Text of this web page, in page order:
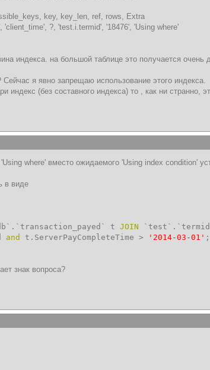
key, key_len, ref, rows, Extra
'client_time', ?, 'test.i.termid', '18476', 'Using where'
индекса. на большой таблице это получается очень
я явно запрещаю использование этого индекса.
индекс (без составного индекса) то , как ни странно,
where' вместо ожидаемого 'Using index condition'
в виде
t JOIN
and t.ServerPayCompleteTime > '2014-03-01' ;
знак вопроса?